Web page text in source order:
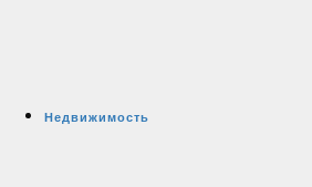
Недвижимость